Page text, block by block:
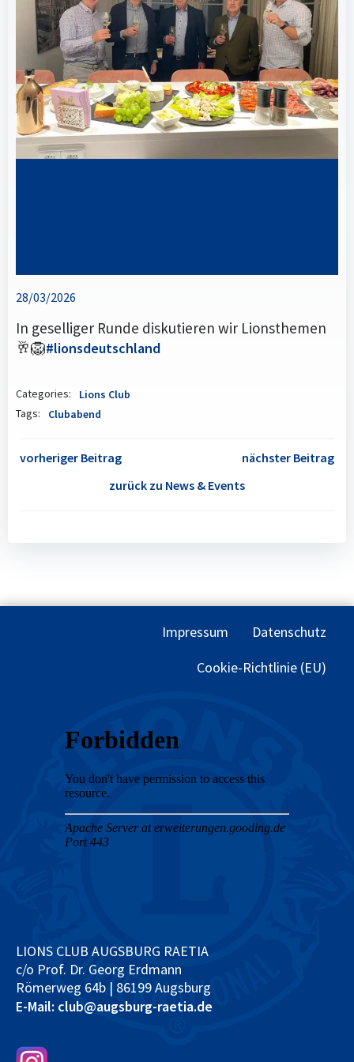
28/03/2026
In geselliger Runde diskutieren wir Lionsthemen
🥂🦁#lionsdeutschland
Categories:
Lions Club
Tags:
Clubabend
POST
vorheriger Beitrag
nächster Beitrag
zurück zu News & Events
Impressum
Datenschutz
Cookie-Richtlinie (EU)
LIONS CLUB AUGSBURG RAETIA
c/o Prof. Dr. Georg Erdmann
Römerweg 64b | 86199 Augsburg
E-Mail: club@augsburg-raetia.de